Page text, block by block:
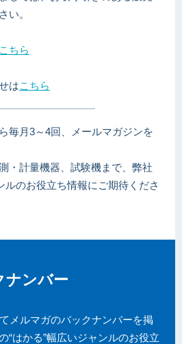
い。
こちら
はこちら
毎月3～4回、メールマガジンを
・計量機器、試験機まで、弊社
ルのお役立ち情報にご期待くださ
ナンバー
メルマガのバックナンバーを掲
“はかる”幅広いジャンルのお役立